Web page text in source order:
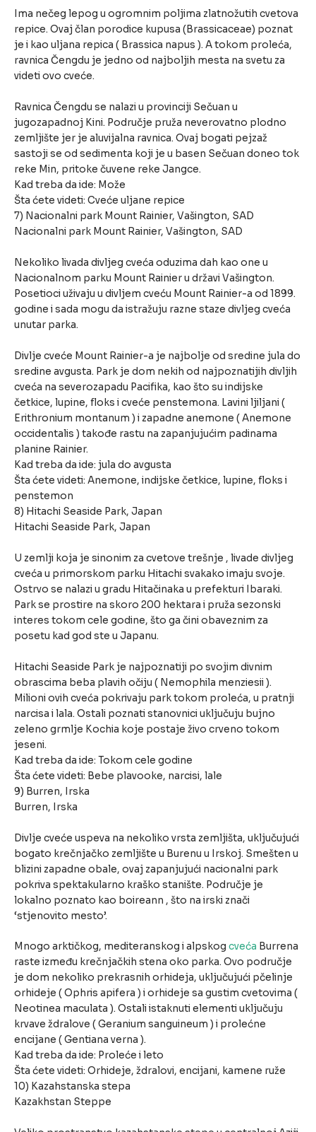
Ima nečeg lepog u ogromnim poljima zlatnožutih cvetova
repice. Ovaj član porodice kupusa (Brassicaceae) poznat
je i kao uljana repica ( Brassica napus ). A tokom proleća,
ravnica Čengdu je jedno od najboljih mesta na svetu za
videti ovo cveće.
Ravnica Čengdu se nalazi u provinciji Sečuan u
jugozapadnoj Kini. Područje pruža neverovatno plodno
zemljište jer je aluvijalna ravnica. Ovaj bogati pejzaž
sastoji se od sedimenta koji je u basen Sečuan doneo tok
reke Min, pritoke čuvene reke Jangce.
Kad treba da ide: Može
Šta ćete videti: Cveće uljane repice
7) Nacionalni park Mount Rainier, Vašington, SAD
Nacionalni park Mount Rainier, Vašington, SAD
Nekoliko livada divljeg cveća oduzima dah kao one u
Nacionalnom parku Mount Rainier u državi Vašington.
Posetioci uživaju u divljem cveću Mount Rainier-a od 1899.
godine i sada mogu da istražuju razne staze divljeg cveća
unutar parka.
Divlje cveće Mount Rainier-a je najbolje od sredine jula do
sredine avgusta. Park je dom nekih od najpoznatijih divljih
cveća na severozapadu Pacifika, kao što su indijske
četkice, lupine, floks i cveće penstemona. Lavini ljiljani (
Erithronium montanum ) i zapadne anemone ( Anemone
occidentalis ) takođe rastu na zapanjujućim padinama
planine Rainier.
Kad treba da ide: jula do avgusta
Šta ćete videti: Anemone, indijske četkice, lupine, floks i
penstemon
8) Hitachi Seaside Park, Japan
Hitachi Seaside Park, Japan
U zemlji koja je sinonim za cvetove trešnje , livade divljeg
cveća u primorskom parku Hitachi svakako imaju svoje.
Ostrvo se nalazi u gradu Hitačinaka u prefekturi Ibaraki.
Park se prostire na skoro 200 hektara i pruža sezonski
interes tokom cele godine, što ga čini obaveznim za
posetu kad god ste u Japanu.
Hitachi Seaside Park je najpoznatiji po svojim divnim
obrascima beba plavih očiju ( Nemophila menziesii ).
Milioni ovih cveća pokrivaju park tokom proleća, u pratnji
narcisa i lala. Ostali poznati stanovnici uključuju bujno
zeleno grmlje Kochia koje postaje živo crveno tokom
jeseni.
Kad treba da ide: Tokom cele godine
Šta ćete videti: Bebe plavooke, narcisi, lale
9) Burren, Irska
Burren, Irska
Divlje cveće uspeva na nekoliko vrsta zemljišta, uključujući
bogato krečnjačko zemljište u Burenu u Irskoj. Smešten u
blizini zapadne obale, ovaj zapanjujući nacionalni park
pokriva spektakularno kraško stanište. Područje je
lokalno poznato kao boireann , što na irski znači
‘stjenovito mesto’.
Mnogo arktičkog, mediteranskog i alpskog cveća Burrena
raste između krečnjačkih stena oko parka. Ovo područje
je dom nekoliko prekrasnih orhideja, uključujući pčelinje
orhideje ( Ophris apifera ) i orhideje sa gustim cvetovima (
Neotinea maculata ). Ostali istaknuti elementi uključuju
krvave ždralove ( Geranium sanguineum ) i prolećne
encijane ( Gentiana verna ).
Kad treba da ide: Proleće i leto
Šta ćete videti: Orhideje, ždralovi, encijani, kamene ruže
10) Kazahstanska stepa
Kazakhstan Steppe